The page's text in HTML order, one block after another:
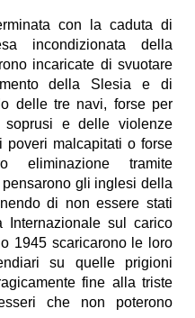
con la caduta di
incondizionata della
incaricate di svuotare
della Slesia e di
delle tre navi, forse per
e delle violenze
malcapitati o forse
eliminazione tramite
pensarono gli inglesi della
di non essere stati
Internazionale sul carico
1945 scaricarono le loro
su quelle prigioni
fine alla triste
che non poterono